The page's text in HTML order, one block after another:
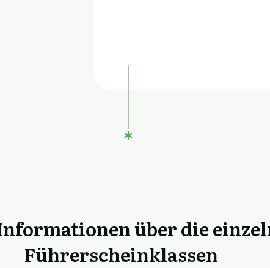
über die
Führerscheinklassen